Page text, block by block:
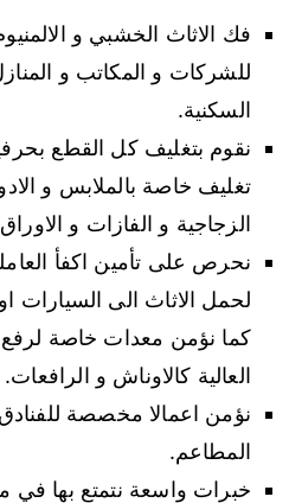
فك الاثاث الخشبي و
للشركات و المكاتب و
السكنية.
نقوم بتغليف كل القطع
تغليف خاصة بالملابس و
الزجاجية و الفازات و
نحرص على تأمين اكفأ
لحمل الاثاث الى السيارات
كما نؤمن معدات خاصة لرفع
العالية كالاوناش و الرافعات.
نؤمن اعمالا مخصصة للفنادق
المطاعم.
خبرات واسعة نتمتع بها في